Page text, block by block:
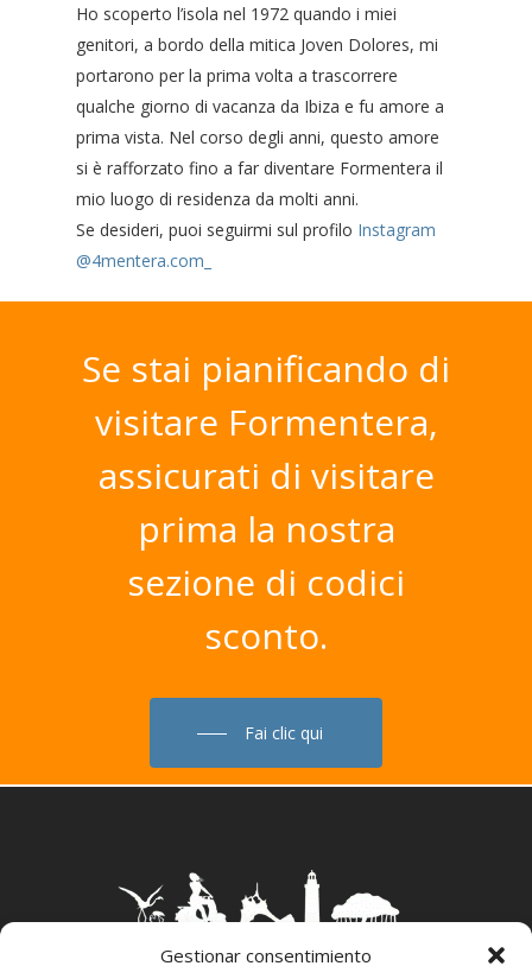
Gestionar consentimiento
Ho scoperto l’isola nel 1972 quando i miei
genitori, a bordo della mitica Joven Dolores, mi
portarono per la prima volta a trascorrere
qualche giorno di vacanza da Ibiza e fu amore a
prima vista. Nel corso degli anni, questo amore
si è rafforzato fino a far diventare Formentera il
mio luogo di residenza da molti anni.
Se desideri, puoi seguirmi sul profilo Instagram
@4mentera.com_
Se stai pianificando di
visitare Formentera,
assicurati di visitare
prima la nostra
sezione di codici
sconto.
Fai clic qui